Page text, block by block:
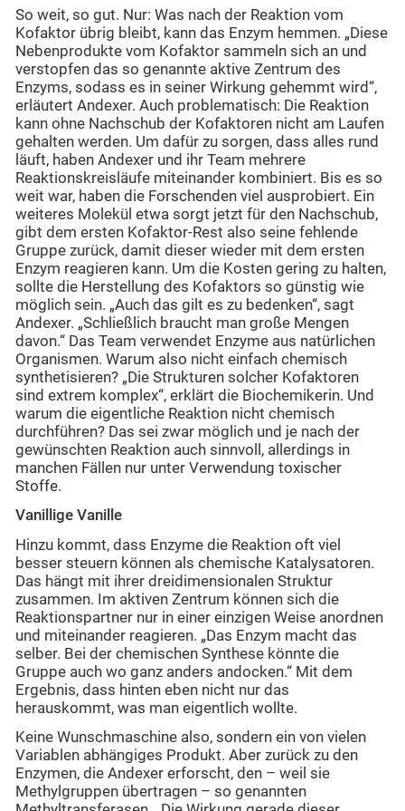
So weit, so gut. Nur: Was nach der Reaktion vom
Kofaktor übrig bleibt, kann das Enzym hemmen. „Diese
Nebenprodukte vom Kofaktor sammeln sich an und
verstopfen das so genannte aktive Zentrum des
Enzyms, sodass es in seiner Wirkung gehemmt wird“,
erläutert Andexer. Auch problematisch: Die Reaktion
kann ohne Nachschub der Kofaktoren nicht am Laufen
gehalten werden. Um dafür zu sorgen, dass alles rund
läuft, haben Andexer und ihr Team mehrere
Reaktionskreisläufe miteinander kombiniert. Bis es so
weit war, haben die Forschenden viel ausprobiert. Ein
weiteres Molekül etwa sorgt jetzt für den Nachschub,
gibt dem ersten Kofaktor-Rest also seine fehlende
Gruppe zurück, damit dieser wieder mit dem ersten
Enzym reagieren kann. Um die Kosten gering zu halten,
sollte die Herstellung des Kofaktors so günstig wie
möglich sein. „Auch das gilt es zu bedenken“, sagt
Andexer. „Schließlich braucht man große Mengen
davon.“ Das Team verwendet Enzyme aus natürlichen
Organismen. Warum also nicht einfach chemisch
synthetisieren? „Die Strukturen solcher Kofaktoren
sind extrem komplex“, erklärt die Biochemikerin. Und
warum die eigentliche Reaktion nicht chemisch
durchführen? Das sei zwar möglich und je nach der
gewünschten Reaktion auch sinnvoll, allerdings in
manchen Fällen nur unter Verwendung toxischer
Stoffe.
Vanillige Vanille
Hinzu kommt, dass Enzyme die Reaktion oft viel
besser steuern können als chemische Katalysatoren.
Das hängt mit ihrer dreidimensionalen Struktur
zusammen. Im aktiven Zentrum können sich die
Reaktionspartner nur in einer einzigen Weise anordnen
und miteinander reagieren. „Das Enzym macht das
selber. Bei der chemischen Synthese könnte die
Gruppe auch wo ganz anders andocken.“ Mit dem
Ergebnis, dass hinten eben nicht nur das
herauskommt, was man eigentlich wollte.
Keine Wunschmaschine also, sondern ein von vielen
Variablen abhängiges Produkt. Aber zurück zu den
Enzymen, die Andexer erforscht, den – weil sie
Methylgruppen übertragen – so genannten